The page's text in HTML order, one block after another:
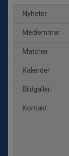
Nyheter
Medlemmar
Matcher
Kalender
Bildgalleri
Kontakt